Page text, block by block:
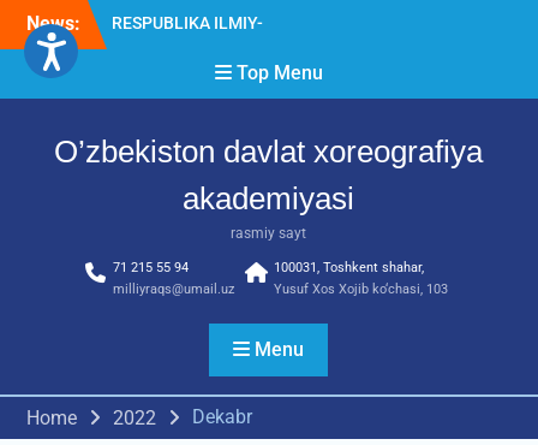
Skip
content
News:
RESPUBLIKA ILMIY-
Akademiyada “Bitiruvchi –
Top Menu
O’zbekiston davlat xoreografiya
akademiyasi
rasmiy sayt
71 215 55 94
milliyraqs@umail.uz
100031, Toshkent shahar,
Yusuf Xos Xojib ko‘chasi, 103
Menu
Home 2022 Dekabr